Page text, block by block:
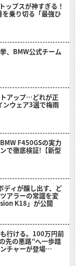
ップスが神すぎる！
乗り切る「最強ひ
、BMW公式チーム
アップ…どれが正
ンウェア3選で梅雨
F450GSの実力
で徹底検証!【新型
ディが醸し出す、ど
アラーの常識を変
K18」が公開
行ける。100万円前
先の悪路”へ一歩踏
チャーが登場